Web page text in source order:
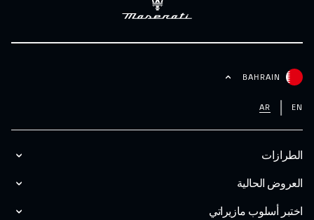
الطرازات
العروض الحالية
اختبر أسلوب مازیراتي
BAHRAIN
EN
AR